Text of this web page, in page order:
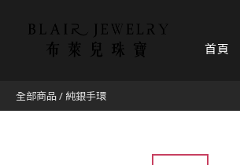
首頁
全部商品/ 純銀手環